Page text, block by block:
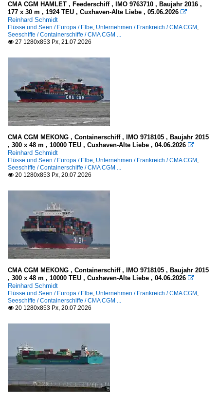
Seehäfen
Deutschland
Frankreich
Le Havre
Rouen
Seeschiffe
Containerschiffe
.Name unbekannt
A
C
CMA CGM ...
E
J
Sonstiges
Flaggen, Schornsteinmarken
Schornsteinmarken - funnels
Elbe
Weser
Spezialschiffe
2010
2010
2011
2012
2014
2015
2016
2018
2019
2021
2022
2023
2024
2025
2026
CMA CGM HAMLET , Feederschiff , IMO 9763710 , Baujahr 2016 ,
177 x 30 m , 1924 TEU , Cuxhaven-Alte Liebe , 05.06.2026 
Reinhard Schmidt
Flüsse und Seen / Europa / Elbe, Unternehmen / Frankreich / CMA CGM ,
Seeschiffe / Containerschiffe / CMA CGM ...
 27 1280x853 Px, 21.07.2026
CMA CGM MEKONG , Containerschiff , IMO 9718105 , Baujahr 2015
, 300 x 48 m , 10000 TEU , Cuxhaven-Alte Liebe , 04.06.2026 
Reinhard Schmidt
Flüsse und Seen / Europa / Elbe, Unternehmen / Frankreich / CMA CGM ,
Seeschiffe / Containerschiffe / CMA CGM ...
 20 1280x853 Px, 20.07.2026
CMA CGM MEKONG , Containerschiff , IMO 9718105 , Baujahr 2015
, 300 x 48 m , 10000 TEU , Cuxhaven-Alte Liebe , 04.06.2026 
Reinhard Schmidt
Flüsse und Seen / Europa / Elbe, Unternehmen / Frankreich / CMA CGM ,
Seeschiffe / Containerschiffe / CMA CGM ...
 20 1280x853 Px, 20.07.2026